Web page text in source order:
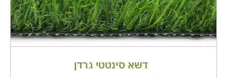
דשא סינטטי גרדן